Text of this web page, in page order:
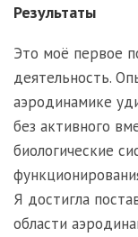
Результаты
Это моё первое
деятельность.
аэродинамике
без активного
биологические
Я достигла
области